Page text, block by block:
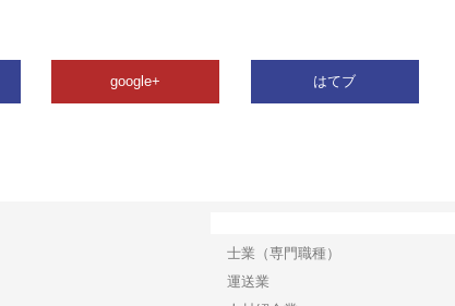
google+ はてブ
士業（専門職種）
運送業